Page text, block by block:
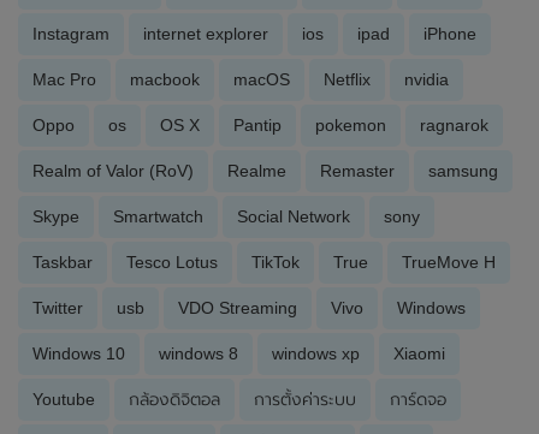
Instagram internet explorer ios ipad iPhone
Mac Pro macbook macOS Netflix nvidia
Oppo os OS X Pantip pokemon ragnarok
Realm of Valor (RoV) Realme Remaster samsung
Skype Smartwatch Social Network sony
Taskbar Tesco Lotus TikTok True TrueMove H
Twitter usb VDO Streaming Vivo Windows
Windows 10 windows 8 windows xp Xiaomi
Youtube กล้องดิจิตอล การตั้งค่าระบบ การ์ดจอ